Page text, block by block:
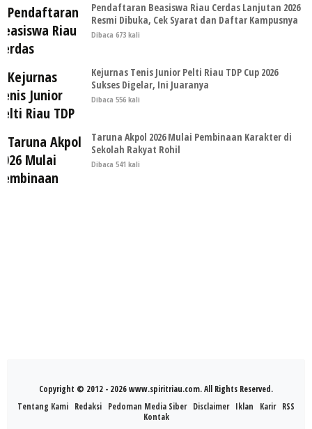
Pendaftaran Beasiswa Riau Cerdas Lanjutan 2026
Resmi Dibuka, Cek Syarat dan Daftar Kampusnya
Dibaca 673 kali
Kejurnas Tenis Junior Pelti Riau TDP Cup 2026
Sukses Digelar, Ini Juaranya
Dibaca 556 kali
Taruna Akpol 2026 Mulai Pembinaan Karakter di
Sekolah Rakyat Rohil
Dibaca 541 kali
Copyright © 2012 - 2026 www.spiritriau.com. All Rights Reserved.
Tentang Kami Redaksi Pedoman Media Siber Disclaimer Iklan Karir RSS
Kontak